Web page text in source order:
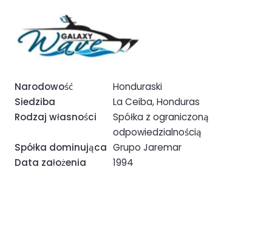
Narodowość
Honduraski
Siedziba
La Ceiba, Honduras
Rodzaj własności
Spółka z ograniczoną
odpowiedzialnością
Spółka dominująca Grupo Jaremar
Data założenia
1994